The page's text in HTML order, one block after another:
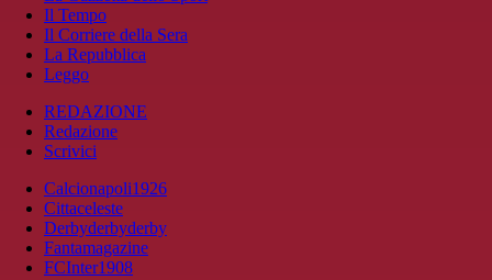
Il Tempo
Il Corriere della Sera
La Repubblica
Leggo
REDAZIONE
Redazione
Scrivici
Calcionapoli1926
Cittaceleste
Derbyderbyderby
Fantamagazine
FCInter1908